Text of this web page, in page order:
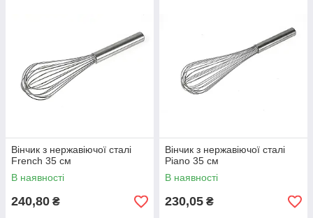
Вінчик з нержавіючої сталі
French 35 см
В наявності
240,80 ₴
Вінчик з нержавіючої сталі
Piano 35 см
В наявності
230,05 ₴